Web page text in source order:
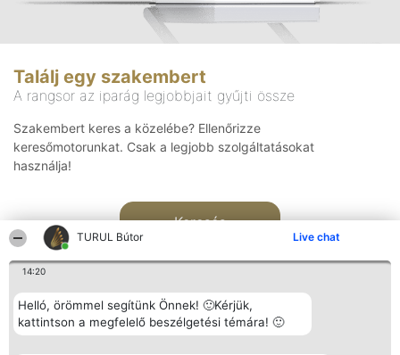
TURUL Bútor Live chat
14:20
Helló, örömmel segítünk Önnek! 🙂Kérjük,
kattintson a megfelelő beszélgetési témára! 🙂
Találj egy szakembert
A rangsor az iparág legjobbjait gyűjti össze
Szakembert keres a közelébe? Ellenőrizze
keresőmotorunkat. Csak a legjobb szolgáltatásokat
használja!
Keresés